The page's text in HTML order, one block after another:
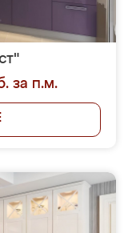
за п.м.